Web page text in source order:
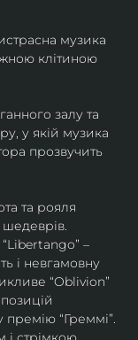
музика
клітиною
залу та
у якій музика
прозвучить
та рояля
–
і невгамовну
“Oblivion”
“Греммі”.